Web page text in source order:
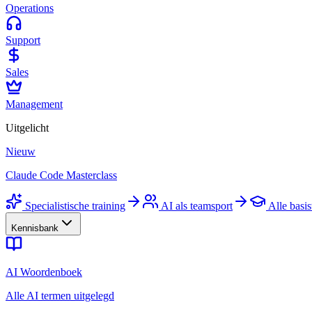
Operations
Support
Sales
Management
Uitgelicht
Nieuw
Claude Code Masterclass
Specialistische training AI als teamsport Alle
Kennisbank
AI Woordenboek
Alle AI termen uitgelegd